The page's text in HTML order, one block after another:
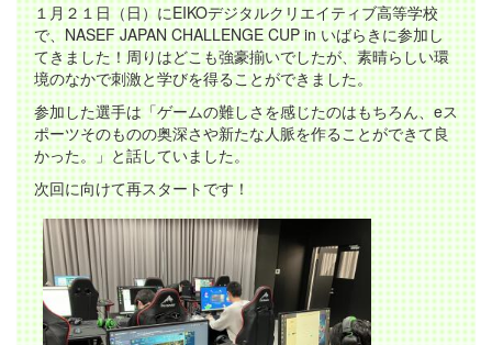
１月２１日（日）にEIKOデジタルクリエイティブ高等学校
で、NASEF JAPAN CHALLENGE CUP in いばらきに参加し
てきました！周りはどこも強豪揃いでしたが、素晴らしい環
境のなかで刺激と学びを得ることができました。
参加した選手は「ゲームの難しさを感じたのはもちろん、eス
ポーツそのものの奥深さや新たな人脈を作ることができて良
かった。」と話していました。
次回に向けて再スタートです！